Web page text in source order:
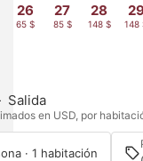
26
65 $
27
85 $
28
148 $ 148
Salida
en USD, por
· 1 habitación